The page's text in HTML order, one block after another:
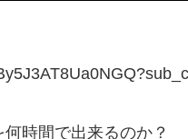
時間で出来るのか？